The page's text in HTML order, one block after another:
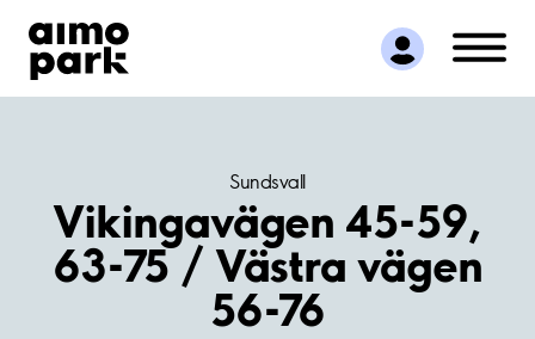
Hitta parkering
Samarbete
Kundservice
Sundsvall
Vikingavägen 45-59,
63-75 / Västra vägen
56-76